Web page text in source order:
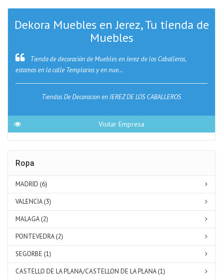
Dekora Muebles en Jerez, Tu tienda de
Muebles
Tienda de decoración de Muebles en Jerez de los Caballeros,
estamos en la calle Templarios y en nue...
Tiendas De Decoracion en JEREZ DE LOS CABALLEROS
Visitar Empresa
Ropa
MADRID (6)
VALENCIA (3)
MALAGA (2)
PONTEVEDRA (2)
SEGORBE (1)
CASTELLO DE LA PLANA/CASTELLON DE LA PLANA (1)